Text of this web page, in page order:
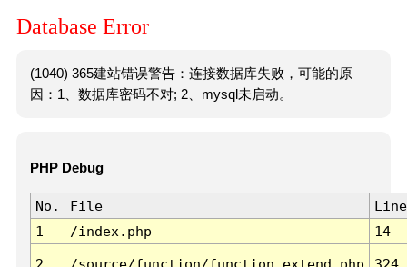
Database Error
(1040) 365建站错误警告：连接数据库失败，可能的原
因：1、数据库密码不对; 2、mysql未启动。
PHP Debug
No. File
Line
1
/index.php 14
2 /source/function/function_extend.php 324